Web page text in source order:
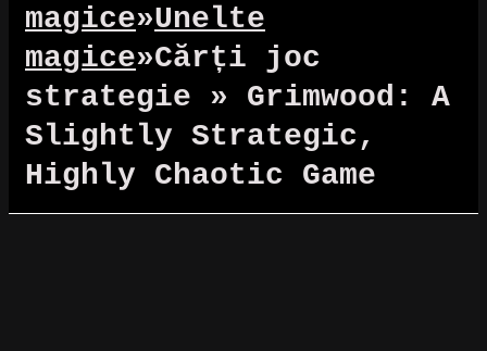
magice»Unelte
magice»Cărți joc
strategie » Grimwood: A
Slightly Strategic,
Highly Chaotic Game